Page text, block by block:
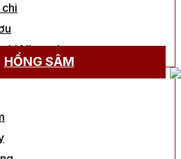
Nhung hươu
HỒNG SÂM